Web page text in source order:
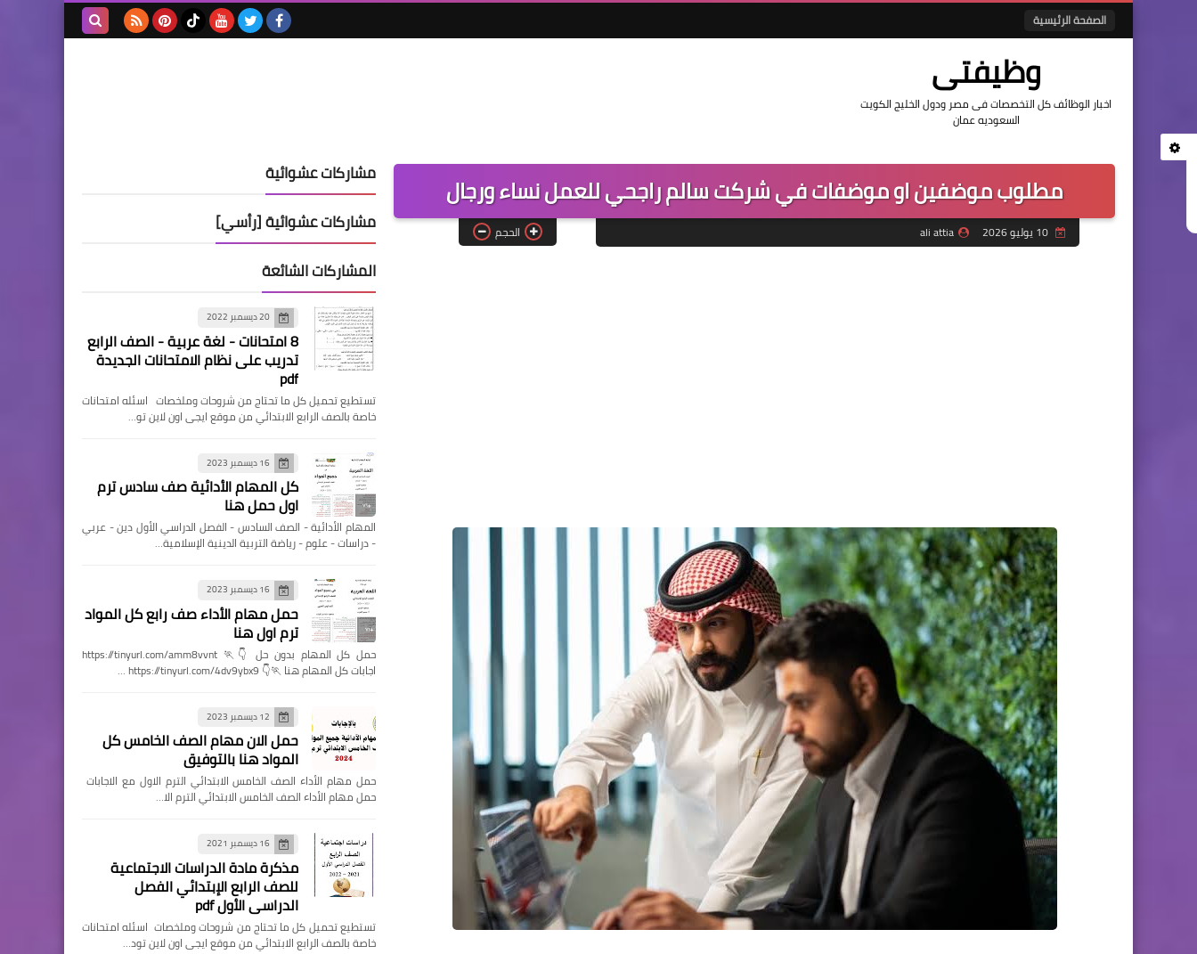
الصفحة الرئيسية
وظيفتى
اخبار الوظائف كل التخصصات فى مصر ودول الخليج الكويت
السعوديه عمان
مطلوب موضفين او موضفات في شركت سالم راجحي للعمل نساء ورجال
10 يوليو 2026 ali attia الحجم
مشاركات عشوائية
مشاركات عشوائية [رأسي]
المشاركات الشائعة
20 ديسمبر 2022
8 امتحانات - لغة عربية - الصف الرابع
تدريب على نظام الامتحانات الجديدة
pdf
تستطيع تحميل كل ما تحتاج من شروحات وملخصات اسئله امتحانات
خاصة بالصف الرابع الابتدائي من موقع ايجى اون لاين تو…
16 ديسمبر 2023
كل المهام الأدائية صف سادس ترم
اول حمل هنا
المهام الأدائية - الصف السادس - الفصل الدراسي الأول دين - عربي
- دراسات - علوم - رياضة التربية الدينية الإسلامية…
16 ديسمبر 2023
حمل مهام الأداء صف رابع كل المواد
ترم اول هنا
حمل كل المهام بدون حل 👇🏃 https://tinyurl.com/amm8vvnt
اجابات كل المهام هنا 🏃👇 https://tinyurl.com/4dv9ybx9 …
12 ديسمبر 2023
حمل الان مهام الصف الخامس كل
المواد هنا بالتوفيق
حمل مهام الأداء الصف الخامس الابتدائي الترم الاول مع الاجابات
حمل مهام الأداء الصف الخامس الابتدائي الترم الا…
16 ديسمبر 2021
مذكرة مادة الدراسات الاجتماعية
للصف الرابع الإبتدائي الفصل
الدراسي الأول pdf
تستطيع تحميل كل ما تحتاج من شروحات وملخصات اسئله امتحانات
خاصة بالصف الرابع الابتدائي من موقع ايجى اون لاين تود…